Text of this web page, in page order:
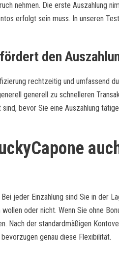
nehmen. Die erste Auszahlung
erfolgt sein muss. In unseren
den
rechtzeitig und umfassend
generell zu schnelleren
bevor Sie eine Auszahlung
jeder Einzahlung sind Sie in der
oder nicht. Wenn Sie ohne
Nach der standardmäßigen
genau diese Flexibilität.